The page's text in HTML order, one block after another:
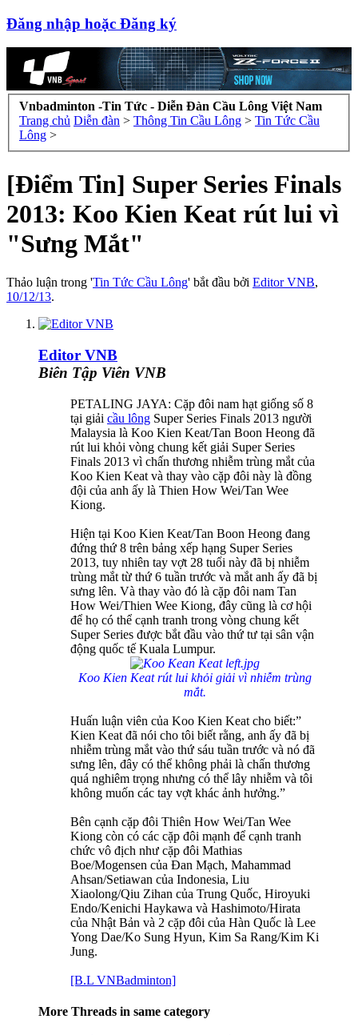
Đăng nhập hoặc Đăng ký
Vnbadminton -Tin Tức - Diễn Đàn Cầu Lông Việt Nam
Trang chủ Diễn đàn > Thông Tin Cầu Lông > Tin Tức Cầu
Lông >
[Điểm Tin] Super Series Finals
2013: Koo Kien Keat rút lui vì
"Sưng Mắt"
Thảo luận trong 'Tin Tức Cầu Lông' bắt đầu bởi Editor VNB,
10/12/13.
Editor VNB
Biên Tập Viên VNB
PETALING JAYA: Cặp đôi nam hạt giống số 8
tại giải cầu lông Super Series Finals 2013 người
Malaysia là Koo Kien Keat/Tan Boon Heong đã
rút lui khỏi vòng chung kết giải Super Series
Finals 2013 vì chấn thương nhiễm trùng mắt của
Koo Kien Keat và thay vào cặp đôi này là đồng
đội của anh ấy là Thien How Wei/Tan Wee
Kiong.
Hiện tại Koo Kien Keat/Tan Boon Heong đang
đứng thứ 8 trên bảng xếp hạng Super Series
2013, tuy nhiên tay vợt 28 tuổi này đã bị nhiễm
trùng mắt từ thứ 6 tuần trước và mắt anh ấy đã bị
sưng lên. Và thay vào đó là cặp đôi nam Tan
How Wei/Thien Wee Kiong, đây cũng là cơ hội
để họ có thể cạnh tranh trong vòng chung kết
Super Series được bắt đầu vào thứ tư tại sân vận
động quốc tế Kuala Lumpur.
Koo Kien Keat rút lui khỏi giải vì nhiễm trùng
mắt.
Huấn luận viên của Koo Kien Keat cho biết:”
Kien Keat đã nói cho tôi biết rằng, anh ấy đã bị
nhiễm trùng mắt vào thứ sáu tuần trước và nó đã
sưng lên, đây có thể không phải là chấn thương
quá nghiêm trọng nhưng có thể lây nhiễm và tôi
không muốn các tay vợt khác ảnh hưởng.”
Bên cạnh cặp đôi Thiên How Wei/Tan Wee
Kiong còn có các cặp đôi mạnh để cạnh tranh
chức vô địch như cặp đôi Mathias
Boe/Mogensen của Đan Mạch, Mahammad
Ahsan/Setiawan của Indonesia, Liu
Xiaolong/Qiu Zihan của Trung Quốc, Hiroyuki
Endo/Kenichi Haykawa và Hashimoto/Hirata
của Nhật Bản và 2 cặp đôi của Hàn Quốc là Lee
Yong Dae/Ko Sung Hyun, Kim Sa Rang/Kim Ki
Jung.
[B.L VNBadminton]
More Threads in same category